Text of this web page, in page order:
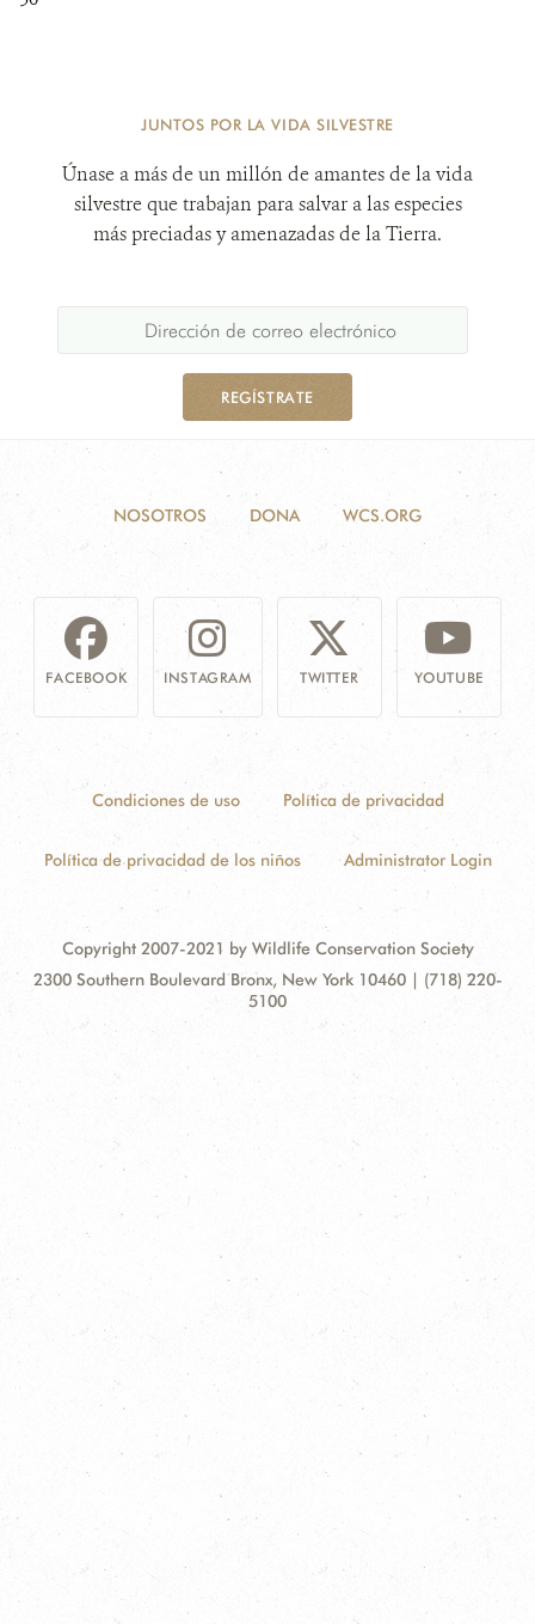
JUNTOS POR LA VIDA SILVESTRE
Únase a más de un millón de amantes de la vida
silvestre que trabajan para salvar a las especies
más preciadas y amenazadas de la Tierra.
REGÍSTRATE
NOSOTROS DONA WCS.ORG
FACEBOOK INSTAGRAM TWITTER YOUTUBE
Condiciones de uso Política de privacidad
Política de privacidad de los niños Administrator Login
Copyright 2007-2021 by Wildlife Conservation Society
Contact
Address:
2300 Southern Boulevard Bronx, New York 10460 | (718) 220-
5100